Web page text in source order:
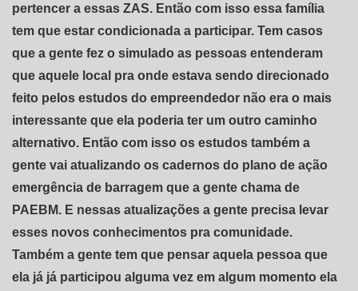
pertencer a essas ZAS. Então com isso essa família
tem que estar condicionada a participar. Tem casos
que a gente fez o simulado as pessoas entenderam
que aquele local pra onde estava sendo direcionado
feito pelos estudos do empreendedor não era o mais
interessante que ela poderia ter um outro caminho
alternativo. Então com isso os estudos também a
gente vai atualizando os cadernos do plano de ação
emergência de barragem que a gente chama de
PAEBM. E nessas atualizações a gente precisa levar
esses novos conhecimentos pra comunidade.
Também a gente tem que pensar aquela pessoa que
ela já já participou alguma vez em algum momento ela